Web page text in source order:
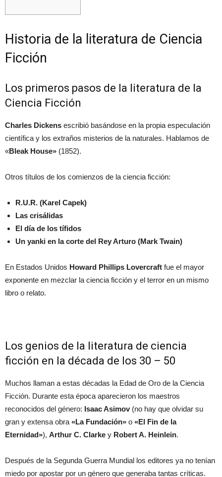
Historia de la literatura de Ciencia
Ficción
Los primeros pasos de la literatura de la
Ciencia Ficción
Charles Dickens escribió basándose en la propia especulación
científica y los extraños misterios de la naturales. Hablamos de
«Bleak House» (1852).
Otros títulos de los comienzos de la ciencia ficción:
R.U.R. (Karel Capek)
Las crisálidas
El día de los tífidos
Un yanki en la corte del Rey Arturo (Mark Twain)
En Estados Unidos Howard Phillips Lovercraft fue el mayor
exponente en mezclar la ciencia ficción y el terror en un mismo
libro o relato.
Los genios de la literatura de ciencia
ficción en la década de los 30 – 50
Muchos llaman a estas décadas la Edad de Oro de la Ciencia
Ficción. Durante esta época aparecieron los maestros
reconocidos del género: Isaac Asimov(no hay que olvidar su
gran y extensa obra «La Fundación» o «El Fin de la
Eternidad»), Arthur C. Clarke y Robert A. Heinlein.
Después de la Segunda Guerra Mundial los editores ya no tenían
miedo por apostar por un género que generaba tantas críticas.